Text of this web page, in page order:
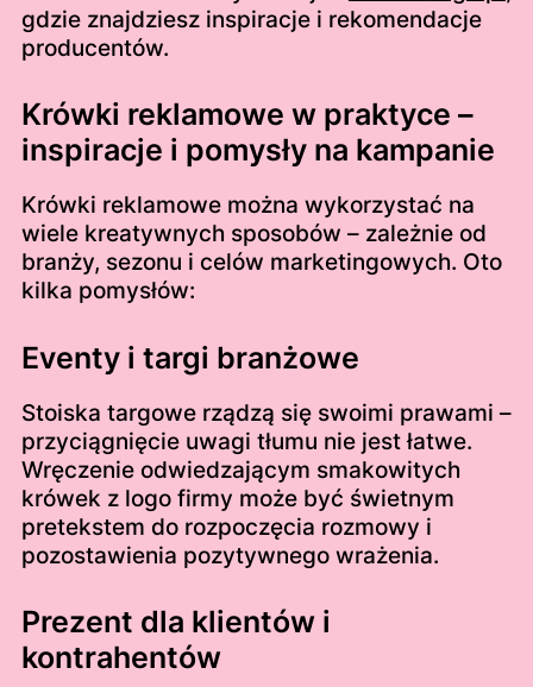
gdzie znajdziesz inspiracje i rekomendacje
producentów.
Krówki reklamowe w praktyce –
inspiracje i pomysły na kampanie
Krówki reklamowe można wykorzystać na
wiele kreatywnych sposobów – zależnie od
branży, sezonu i celów marketingowych. Oto
kilka pomysłów:
Eventy i targi branżowe
Stoiska targowe rządzą się swoimi prawami –
przyciągnięcie uwagi tłumu nie jest łatwe.
Wręczenie odwiedzającym smakowitych
krówek z logo firmy może być świetnym
pretekstem do rozpoczęcia rozmowy i
pozostawienia pozytywnego wrażenia.
Prezent dla klientów i
kontrahentów